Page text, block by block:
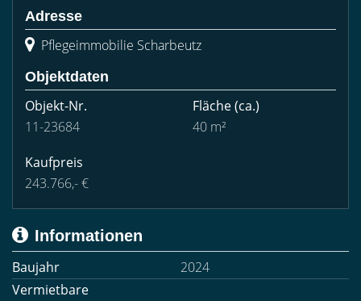
Adresse
Pflegeimmobilie Scharbeutz
Objektdaten
Objekt-Nr.
11-23684
Fläche(ca.)
40 m²
Kaufpreis
243.766,- €
Informationen
Baujahr
2024
Vermietbare